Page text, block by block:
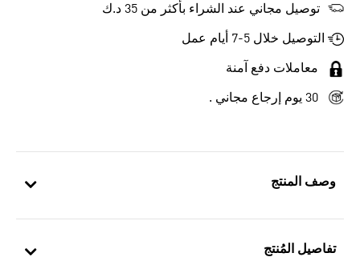
وصف المنتج
تفاصيل المُنتج
توصيل مجاني عند الشراء بأكثر من 35 د.ك
التوصيل خلال 5-7 أيام عمل
معاملات دفع آمنة